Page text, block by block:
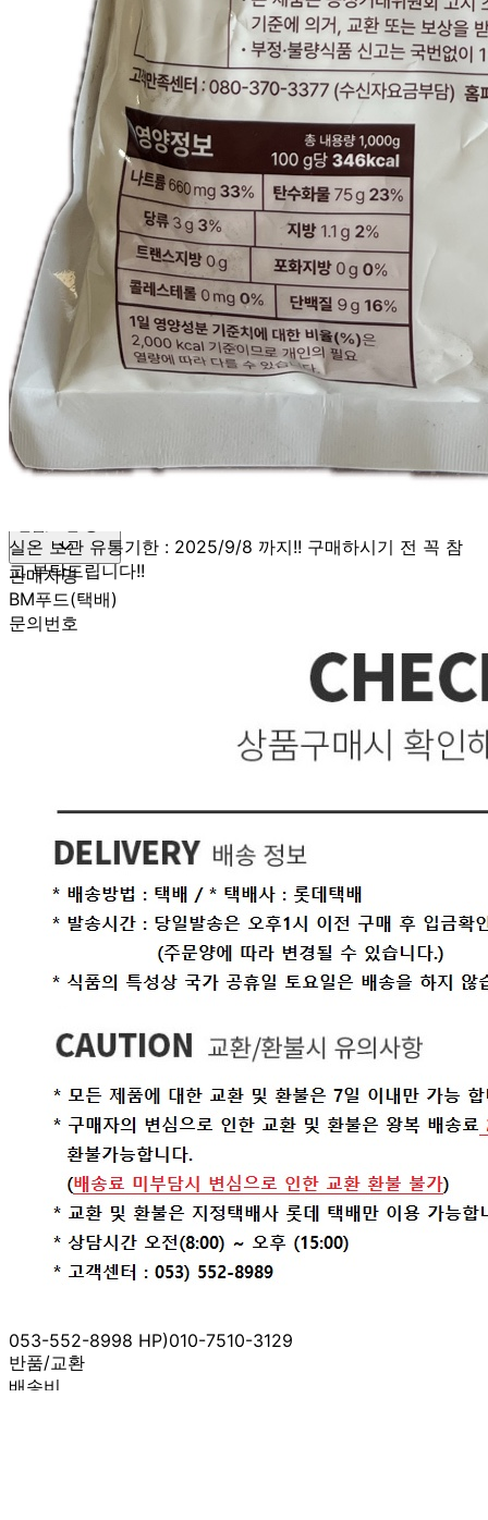
실온 보관 유통기한 : 2025/9/8 까지!! 구매하시기 전 꼭 참
고 부탁드립니다!!
... 🛒 🛒 🛒
기타 분말 BEST더보기
판매자 정보
판매자 상호
BM푸드(택배)
사업장 소재지
대구 수성구 들안로 180-3 (황금동) BM푸드
연락처
053-552-8989
사업자
등록번호
504-17-08254
통신판매
신고번호
제 2021-대구수성구-0581 호
상품 고시 정보
판매자명
BM푸드(택배)
문의번호
053-552-8998 HP)010-7510-3129
반품/교환
배송비